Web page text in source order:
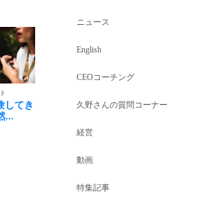
日々 マネジメント
理由。揉め...
ニュース
English
CEOコーチング
久野さんの質問コーナー
経営
動画
特集記事